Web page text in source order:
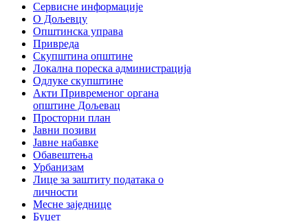
Сервисне информације
О Дољевцу
Општинска управа
Привреда
Скупштина општине
Локална пореска администрација
Одлуке скупштине
Акти Привременог органа
општине Дољевац
Просторни план
Јавни позиви
Јавне набавке
Обавештења
Урбанизам
Лице за заштиту података о
личности
Месне заједнице
Буџет